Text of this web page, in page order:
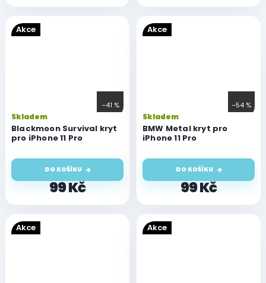
Akce
–41 %
Blackmoon Survival kryt
pro iPhone 11 Pro
Skladem
99 Kč
DO KOŠÍKU
Akce
–54 %
BMW Metal kryt pro
iPhone 11 Pro
Skladem
99 Kč
DO KOŠÍKU
Akce Akce